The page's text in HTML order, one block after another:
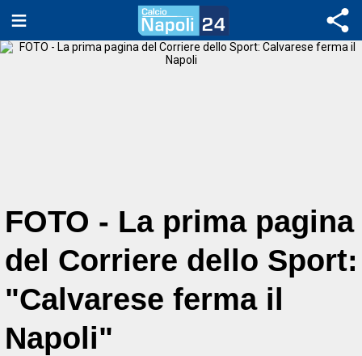
FOTO - La prima pagina
del Corriere dello Sport:
"Calvarese ferma il
Napoli"